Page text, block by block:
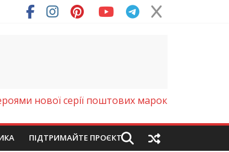
нової серії поштових марок
ПІДТРИМАЙТЕ ПРОЄКТ